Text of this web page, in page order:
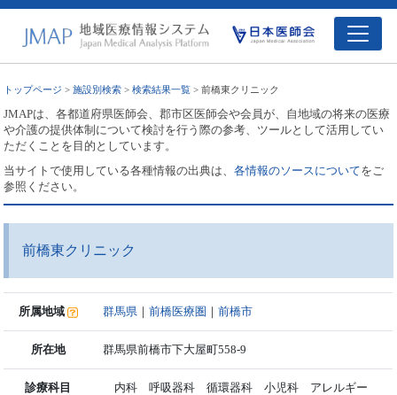
トップページ >施設別検索 >検索結果一覧 > 前橋東クリニック
JMAPは、各都道府県医師会、郡市区医師会や会員が、自地域の将来の医療
や介護の提供体制について検討を行う際の参考、ツールとして活用してい
ただくことを目的としています。
当サイトで使用している各種情報の出典は、各情報のソースについてをご
参照ください。
前橋東クリニック
所属地域 群馬県 ｜前橋医療圏 ｜前橋市
所在地 群馬県前橋市下大屋町558-9
診療科目
内科 呼吸器科 循環器科 小児科 アレルギー